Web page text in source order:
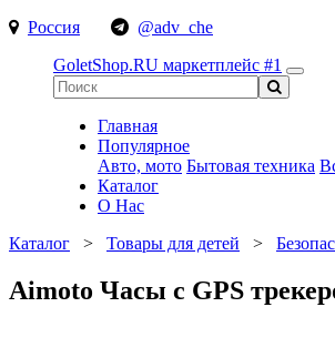
Россия
@adv_che
GoletShop.RU маркетплейс #1
Главная
Популярное
Авто, мото Бытовая техника
Каталог
О Нас
Каталог > Товары для детей >
Aimoto Часы с GPS